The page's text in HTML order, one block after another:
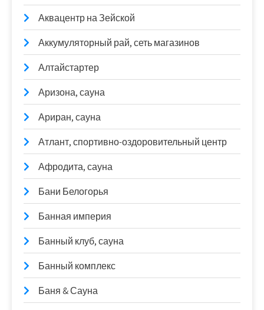
Аквацентр на Зейской
Аккумуляторный рай, сеть магазинов
Алтайстартер
Аризона, сауна
Ариран, сауна
Атлант, спортивно-оздоровительный центр
Афродита, сауна
Бани Белогорья
Банная империя
Банный клуб, сауна
Банный комплекс
Баня & Сауна